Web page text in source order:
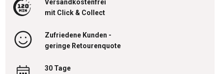
Versandkostenfrei
mit Click & Collect
Zufriedene Kunden -
geringe Retourenquote
30 Tage